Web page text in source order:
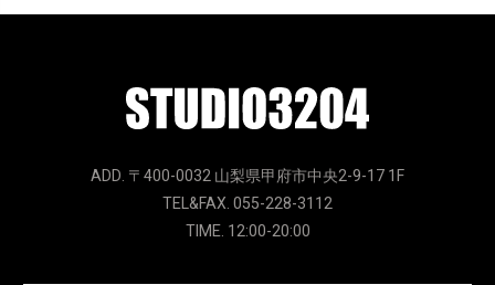
ADD. 〒400-0032 山梨県甲府市中央2-9-17 1F
TEL&FAX. 055-228-3112
TIME. 12:00-20:00